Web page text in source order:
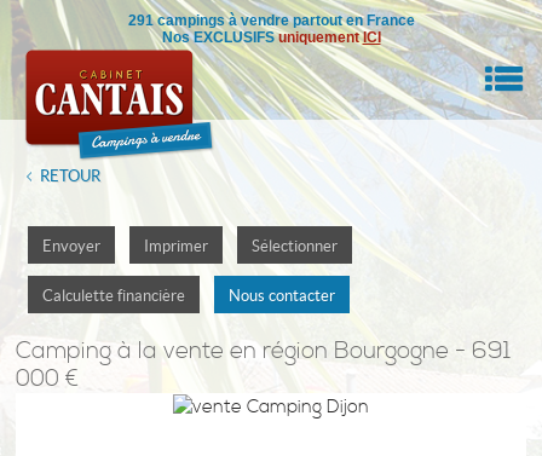
291 campings à vendre partout en France
Nos EXCLUSIFSuniquementICI
BIEN
RETOUR
Envoyer Imprimer Sélectionner
Calculette financière Nous contacter
Camping à la vente en région Bourgogne - 691
000 €